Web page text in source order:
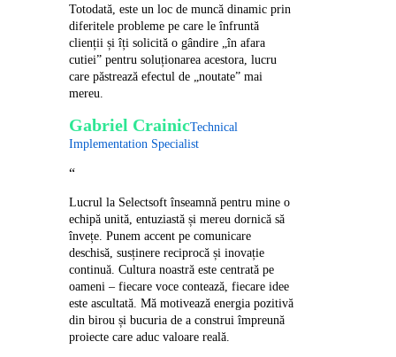
Totodată, este un loc de muncă dinamic prin
diferitele probleme pe care le înfruntă
clienții și îți solicită o gândire „în afara
cutiei” pentru soluționarea acestora, lucru
care păstrează efectul de „noutate” mai
mereu.
Gabriel CrainicTechnical
Implementation Specialist
“
Lucrul la Selectsoft înseamnă pentru mine o
echipă unită, entuziastă și mereu dornică să
învețe. Punem accent pe comunicare
deschisă, susținere reciprocă și inovație
continuă. Cultura noastră este centrată pe
oameni – fiecare voce contează, fiecare idee
este ascultată. Mă motivează energia pozitivă
din birou și bucuria de a construi împreună
proiecte care aduc valoare reală.